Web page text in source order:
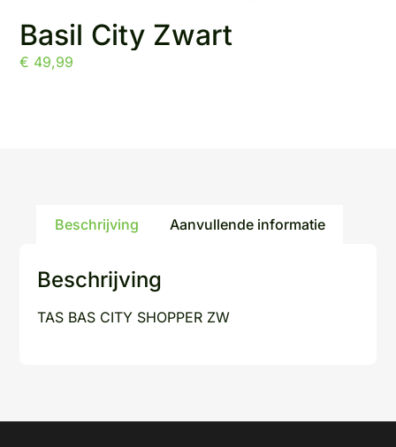
Basil City Zwart
€ 49,99
Beschrijving Aanvullende informatie
Beschrijving
TAS BAS CITY SHOPPER ZW